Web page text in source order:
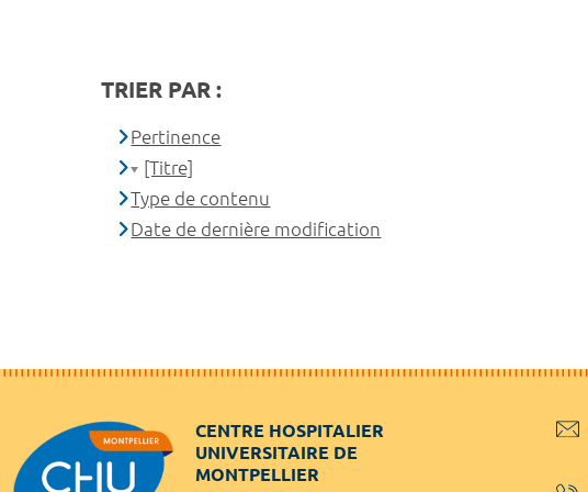
TRIER PAR :
Pertinence
[Titre]
Type de contenu
Date de dernière modification
CENTRE HOSPITALIER
UNIVERSITAIRE DE
MONTPELLIER